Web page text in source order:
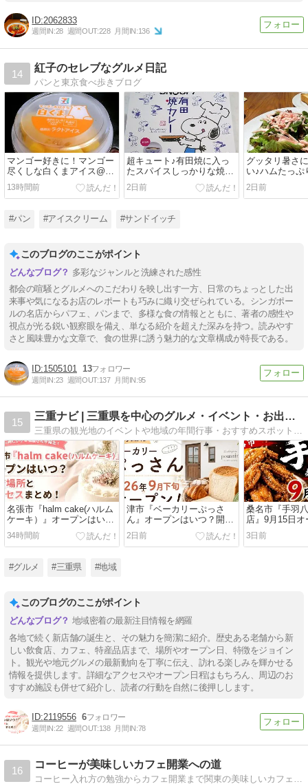
2062833
週間IN:28 週間OUT:228 月間IN:136
14
紅子のセレブなグルメ日記
パンと東京食べ歩きブログ
マンゴー好きに！マンゴー
尽くしな白くまアイス@セ
ブンイレブン
13時間前
超キュート♪有田焼に入っ
たスパイスしっかりな焼き
カレー＠有田テラス
2日前
グッタリ暑さ
い♪ハムたっぷ
ランチ＠ＣＥ
2日前
#パン #アイスクリーム #サンドイッチ
このブログのここがポイント
多彩なジャンルと洗練された感性
都会の喧騒とグルメへのこだわりを映し出す一方、日常のちょっとした出
来事や気になるお店のレポートも巧みに織り交ぜられている。シンガポー
ルの名店からパフェ、パンまで、多様な食の情報とともに、著者の感性や
視点が光る鋭い観察眼を備え、単なる紹介を超えた深みを持つ。読みやす
さと風味豊かな文章で、食の世界に誘う魅力的な文章構成が特長である。
1505101 13
週間IN:23 週間OUT:137 月間IN:95
15
三重ナビ | 三重県を中心のグルメ・イベント・お出かけ情報
名張市『halm cake(ハルム
ケーキ）』オープンはい
つ？開店場所とアクセスま
とめ！
34時間前
津市『ベーカリーぷっさ
ん』オープンはいつ？開店
場所とアクセスまとめ！
2日前
桑名市『手羽
店』9月15日
店場所とアク
3日前
#グルメ #三重県 #地域
このブログのここがポイント
地域密着の最新注目情報を網羅
各地で続く新店舗の誕生と、その魅力を簡潔に紹介。歴史ある老舗から新
しい飲食店、カフェ、特産品店まで、場所やオープン日、特徴をジョイン
ト。観光や地元グルメの最新動向を丁寧に伝え、訪れる楽しみを輝かせる
情報を提供します。詳細なアクセスやオープン日程はもちろん、周辺のお
すすめ施設も併せて紹介し、読者の行動を自然に後押しします。
2119556 6
週間IN:22 週間OUT:138 月間IN:78
16
コーヒーが美味しいカフェ開業への道
コーヒー入れ方の勉強からカフェ開業まで関東の美味しいカフェの探索